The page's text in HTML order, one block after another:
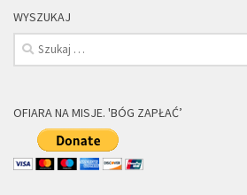
WYSZUKAJ
Szukaj:
OFIARA NA MISJE. 'BÓG ZAPŁAĆ’